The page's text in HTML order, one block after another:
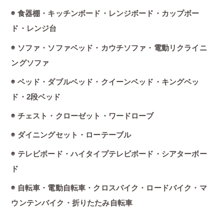
◉ 食器棚・キッチンボード・レンジボード・カップボー
ド・レンジ台
◉ ソファ・ソファベッド・カウチソファ・電動リクライニ
ングソファ
◉ ベッド・ダブルベッド・クイーンベッド・キングベッ
ド・2段ベッド
◉ チェスト・クローゼット・ワードローブ
◉ ダイニングセット・ローテーブル
◉ テレビボード・ハイタイプテレビボード・シアターボー
ド
◉ 自転車・電動自転車・クロスバイク・ロードバイク・マ
ウンテンバイク・折りたたみ自転車